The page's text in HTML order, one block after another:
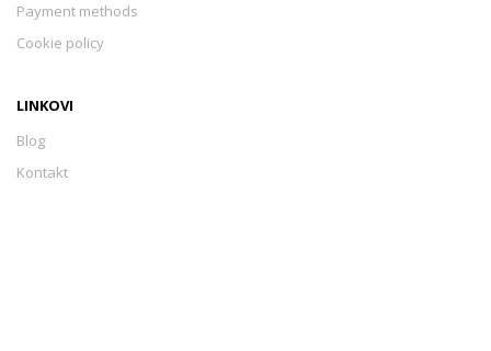
Payment methods
Cookie policy
LINKOVI
Blog
Kontakt